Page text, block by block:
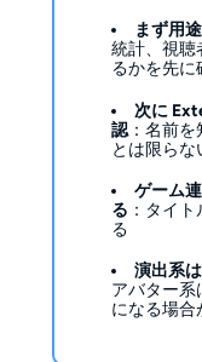
まず用
統計、視聴
るかを先に
次に
認：名前を
とは限らな
ゲーム
る ：タイ
る
演出系
アバター系
になる場合